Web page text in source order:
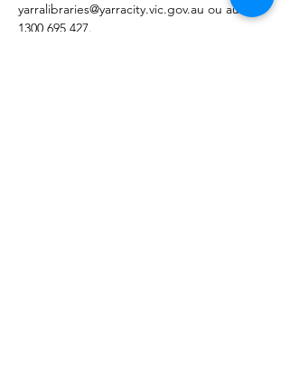
yarralibraries@yarracity.vic.gov.au ou au
1300 695 427.